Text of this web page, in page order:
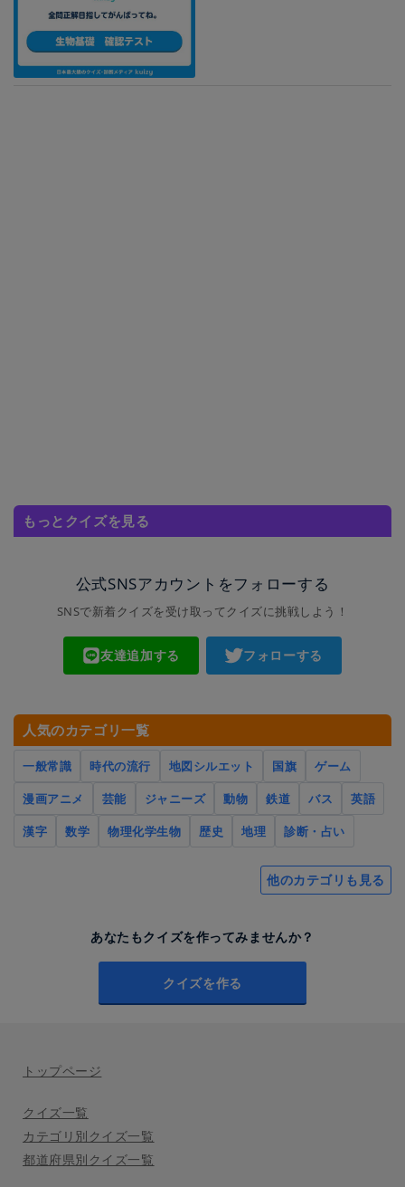
もっとクイズを見る
公式SNSアカウントをフォローする
SNSで新着クイズを受け取ってクイズに挑戦しよう！
友達追加する フォローする
人気のカテゴリ一覧
一般常識 時代の流行 地図シルエット 国旗
ゲーム
漫画アニメ
芸能 ジャニーズ 動物 鉄道 バス
英語
漢字
数学 物理化学生物 歴史 地理 診断・占い
他のカテゴリも見る
あなたもクイズを作ってみませんか？
クイズを作る
トップページ
クイズ一覧
カテゴリ別クイズ一覧
都道府県別クイズ一覧